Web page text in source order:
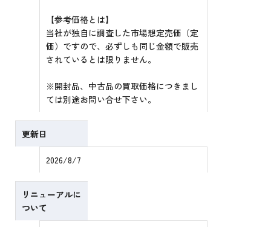
【参考価格とは】
当社が独自に調査した市場想定売価（定
価）ですので、必ずしも同じ金額で販売
されているとは限りません。
※開封品、中古品の買取価格につきまし
ては別途お問い合せ下さい。
更新日
2026/8/7
リニューアルに
ついて